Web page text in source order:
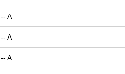
-- A
-- A
-- A